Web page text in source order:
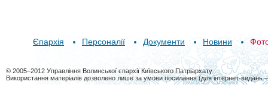
Єпархія Персоналії Документи Новини
© 2005–2012 Управління Волинської єпархії Київського Патріархату
Використання матеріалів дозволено лише за умови посилання (для інтернет-видань